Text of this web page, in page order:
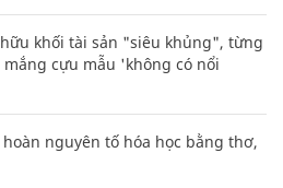
khối tài sản "siêu khủng", từng
cựu mẫu 'không có nổi
nguyên tố hóa học bằng thơ,